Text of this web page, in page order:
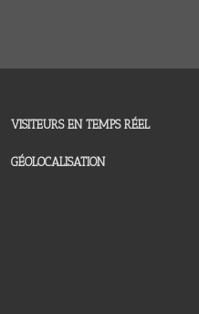
VISITEURS EN TEMPS RÉEL
GÉOLOCALISATION